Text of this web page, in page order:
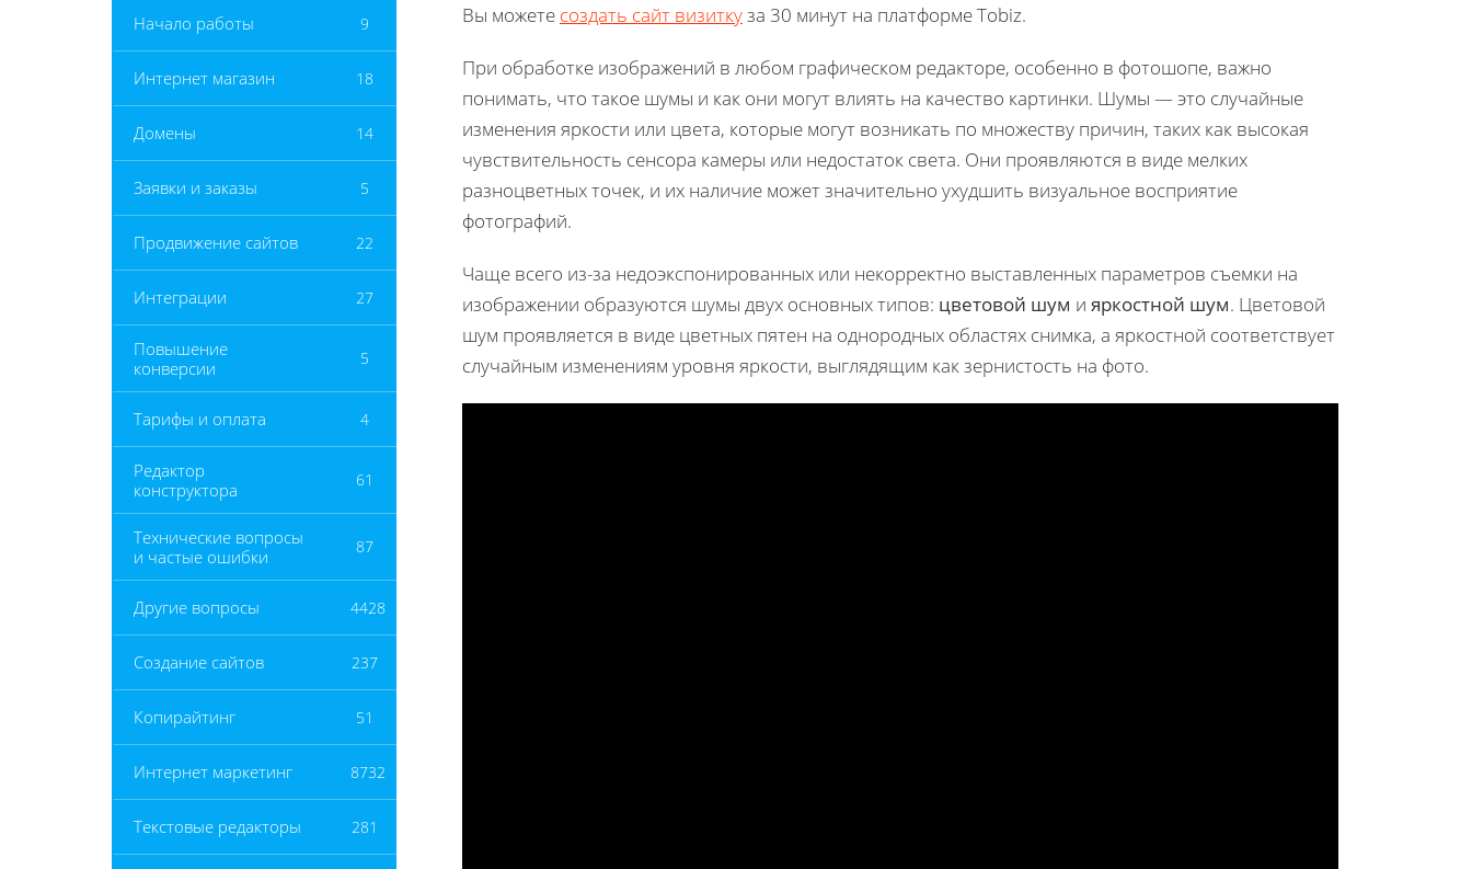
Начало работы 9
Интернет магазин 18
Домены 14
Заявки и заказы 5
Продвижение сайтов 22
Интеграции 27
Повышение
конверсии
5
Тарифы и оплата 4
Редактор
конструктора
61
Технические вопросы
и частые ошибки
87
Другие вопросы 4428
Создание сайтов 237
Копирайтинг 51
Интернет маркетинг 8732
Текстовые редакторы 281
Вы можете создать сайт визиткуза 30 минут на платформе Tobiz.
При обработке изображений в любом графическом редакторе, особенно в фотошопе, важно
понимать, что такое шумы и как они могут влиять на качество картинки. Шумы — это случайные
изменения яркости или цвета, которые могут возникать по множеству причин, таких как высокая
чувствительность сенсора камеры или недостаток света. Они проявляются в виде мелких
разноцветных точек, и их наличие может значительно ухудшить визуальное восприятие
фотографий.
Чаще всего из-за недоэкспонированных или некорректно выставленных параметров съемки на
изображении образуются шумы двух основных типов: цветовой шум и яркостной шум. Цветовой
шум проявляется в виде цветных пятен на однородных областях снимка, а яркостной соответствует
случайным изменениям уровня яркости, выглядящим как зернистость на фото.